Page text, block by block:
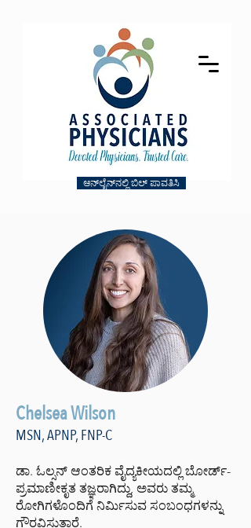
ಆನ್‌ಲೈನ್‌ನಲ್ಲಿ ಬಿಲ್ ಪಾವತಿಸಿ
Chelsea Wilson
MSN, APNP, FNP-C
ಡಾ. ಓಲ್ಸನ್ ಆಂತರಿಕ ವೈದ್ಯಕೀಯದಲ್ಲಿ ಬೋರ್ಡ್-
ಪ್ರಮಾಣೀಕೃತ ತಜ್ಞರಾಗಿದ್ದು, ಅವರು ತಮ್ಮ
ರೋಗಿಗಳೊಂದಿಗೆ ನಿರ್ಮಿಸುವ ಸಂಬಂಧಗಳನ್ನು
ಗೌರವಿಸುತ್ತಾರೆ.